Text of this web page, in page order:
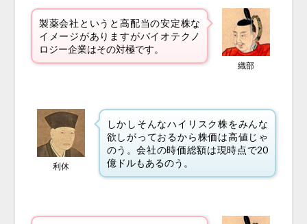
製薬会社というと高配当の安定株な
イメージがありますがバイオテクノ
ロジー企業はその対極です。
織部
利休
しかしそんなハイリスク株をみんな
欲しがっておるから株価は高値じゃ
のう。会社の時価総額は現時点で20
億ドルもあるのう。